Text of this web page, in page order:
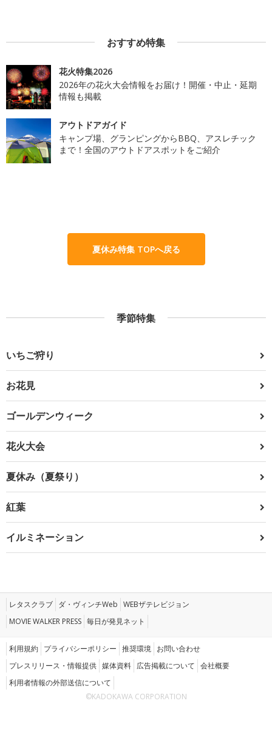
おすすめ特集
花火特集2026
2026年の花火大会情報をお届け！開催・中止・延期
情報も掲載
アウトドアガイド
キャンプ場、グランピングからBBQ、アスレチック
まで！全国のアウトドアスポットをご紹介
夏休み特集 TOPへ戻る
季節特集
いちご狩り
お花見
ゴールデンウィーク
花火大会
夏休み（夏祭り）
紅葉
イルミネーション
レタスクラブ ダ・ヴィンチWeb WEBザテレビジョン
MOVIE WALKER PRESS 毎日が発見ネット
利用規約 プライバシーポリシー 推奨環境 お問い合わせ
プレスリリース・情報提供 媒体資料 広告掲載について 会社概要
利用者情報の外部送信について
©KADOKAWA CORPORATION